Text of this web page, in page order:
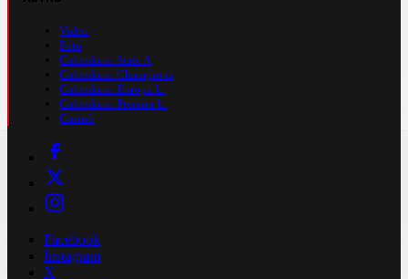
Video
Foto
Calendario Serie A
Calendario Champions
Calendario Europa L.
Calendario Premier L.
Casinò
Facebook
Instagram
X